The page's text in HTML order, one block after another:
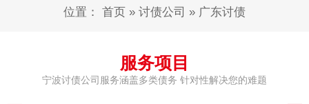
位置： 首页 » 讨债公司 » 广东讨债
服务项目
宁波讨债公司服务涵盖多类债务 针对性解决您的难题